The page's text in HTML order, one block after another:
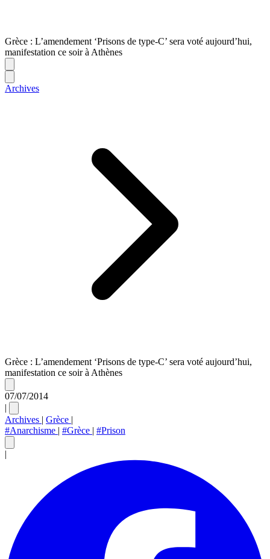
Grèce : L’amendement ‘Prisons de type-C’ sera voté aujourd’hui,
manifestation ce soir à Athènes
Archives
Grèce : L’amendement ‘Prisons de type-C’ sera voté aujourd’hui,
manifestation ce soir à Athènes
07/07/2014
|
Archives | Grèce |
#Anarchisme | #Grèce | #Prison
|